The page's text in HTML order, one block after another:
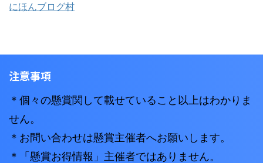
にほんブログ村
注意事項
＊個々の懸賞関して載せていること以上はわかりま
せん。
＊お問い合わせは懸賞主催者へお願いします。
＊「懸賞お得情報」主催者ではありません。